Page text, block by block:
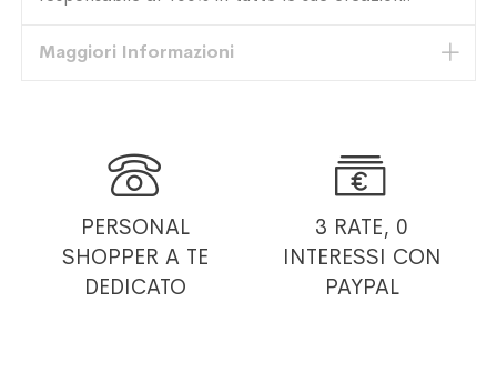
Maggiori Informazioni

PERSONAL
SHOPPER A TE
DEDICATO

3 RATE, 0
INTERESSI CON
PAYPAL